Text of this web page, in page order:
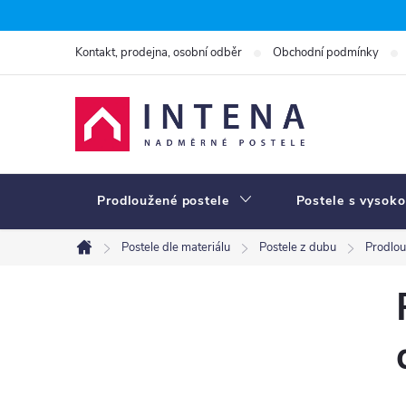
na
Kontakt, prodejna, osobní odběr Obchodní podmínky
Prodloužené postele Postele s
Domů
Postele dle materiálu Postele z dubu